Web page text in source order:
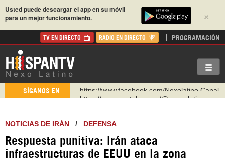
×
Usted puede descargar el app en su móvil
para un mejor funcionamiento.
TV EN DIRECTO RADIO EN DIRECTO PROGRAMACIÓN
SÍGANOS EN
https://www.youtube.com/@nexo_latino
https://t.me/hispantvcanal
https://urmedium.com/c/hispantv
WhatsApp y Viber: +98 921 79 29 404
NOTICIAS DE IRÁN / DEFENSA
Respuesta punitiva: Irán ataca
infraestructuras de EEUU en la zona